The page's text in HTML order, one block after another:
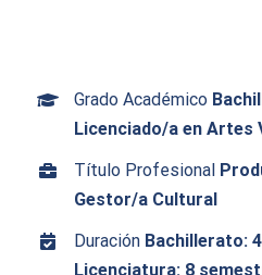
Grado Académico
Licenciado/a en Artes
Título Profesional
Gestor/a Cultural
Duración Bachillerato:
Licenciatura: 8